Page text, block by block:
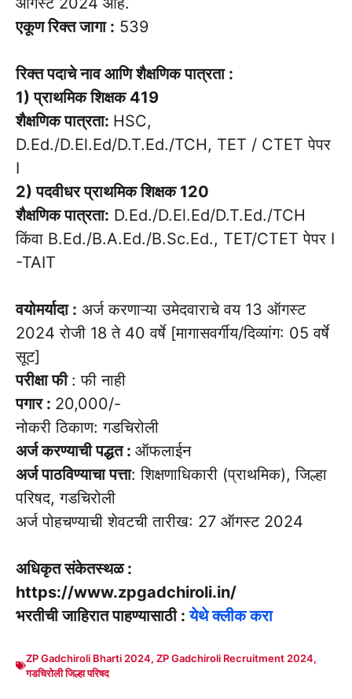
एकूण रिक्त जागा : 539
रिक्त पदाचे नाव आणि शैक्षणिक पात्रता :
1) प्राथमिक शिक्षक 419
शैक्षणिक पात्रता: HSC,
D.Ed./D.El.Ed/D.T.Ed./TCH, TET / CTET पेपर
I
2) पदवीधर प्राथमिक शिक्षक 120
शैक्षणिक पात्रता: D.Ed./D.El.Ed/D.T.Ed./TCH
किंवा B.Ed./B.A.Ed./B.Sc.Ed., TET/CTET पेपर I
-TAIT
वयोमर्यादा : अर्ज करणाऱ्या उमेदवाराचे वय 13 ऑगस्ट
2024 रोजी 18 ते 40 वर्षे [मागासवर्गीय/दिव्यांग: 05 वर्षे
सूट]
परीक्षा फी : फी नाही
पगार : 20,000/-
नोकरी ठिकाण: गडचिरोली
अर्ज करण्याची पद्धत : ऑफलाईन
अर्ज पाठविण्याचा पत्ता: शिक्षणाधिकारी (प्राथमिक), जिल्हा
परिषद, गडचिरोली
अर्ज पोहचण्याची शेवटची तारीख: 27 ऑगस्ट 2024
अधिकृत संकेतस्थळ :
https://www.zpgadchiroli.in/
भरतीची जाहिरात पाहण्यासाठी :येथे क्लीक करा
ZP Gadchiroli Bharti 2024, ZP Gadchiroli Recruitment 2024,
गडचिरोली जिल्हा परिषद